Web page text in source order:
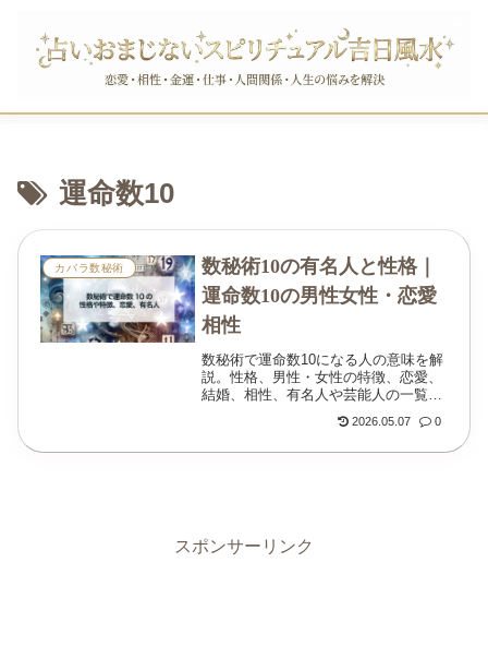
運命数10
カバラ数秘術
数秘術10の有名人と性格｜
運命数10の男性女性・恋愛
相性
数秘術で運命数10になる人の意味を解
説。性格、男性・女性の特徴、恋愛、
結婚、相性、有名人や芸能人の一覧ま
2026.05.07 0
スポンサーリンク